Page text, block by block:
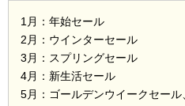
1月：年始セール
2月：ウインターセール
3月：スプリングセール
4月：新生活セール
5月：ゴールデンウイークセー